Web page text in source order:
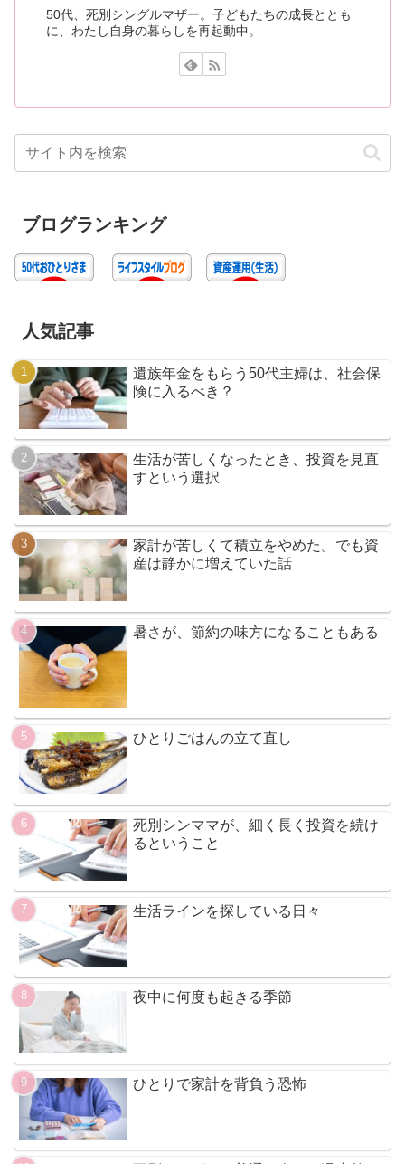
50代、死別シングルマザー。子どもたちの成長ととも
に、わたし自身の暮らしを再起動中。
ブログランキング
人気記事
遺族年金をもらう50代主婦は、社会保
険に入るべき？
生活が苦しくなったとき、投資を見直
すという選択
家計が苦しくて積立をやめた。でも資
産は静かに増えていた話
暑さが、節約の味方になることもある
ひとりごはんの立て直し
死別シンママが、細く長く投資を続け
るということ
生活ラインを探している日々
夜中に何度も起きる季節
ひとりで家計を背負う恐怖